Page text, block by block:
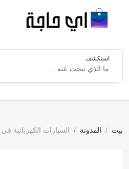
استكشف
بيت المدونة السيارات الكهربائية